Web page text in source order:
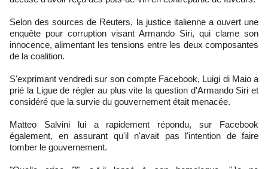
Selon des sources de Reuters, la justice italienne a ouvert une
enquête pour corruption visant Armando Siri, qui clame son
innocence, alimentant les tensions entre les deux composantes
de la coalition.
S'exprimant vendredi sur son compte Facebook, Luigi di Maio a
prié la Ligue de régler au plus vite la question d'Armando Siri et
considéré que la survie du gouvernement était menacée.
Matteo Salvini lui a rapidement répondu, sur Facebook
également, en assurant qu'il n'avait pas l'intention de faire
tomber le gouvernement.